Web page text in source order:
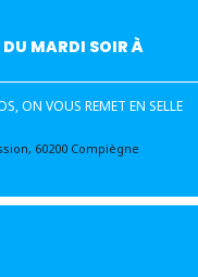
MARDI SOIR À
ON VOUS REMET EN SELLE
60200 Compiègne